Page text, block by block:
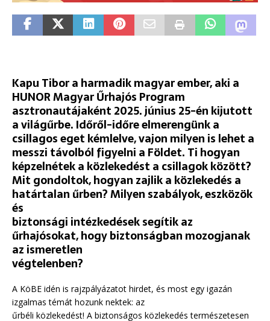
Kapu Tibor a harmadik magyar ember, aki a
HUNOR Magyar Űrhajós Program
asztronautájaként 2025. június 25-én kijutott
a világűrbe. Időről-időre elmerengünk a
csillagos eget kémlelve, vajon milyen is lehet a
messzi távolból figyelni a Földet. Ti hogyan
képzelnétek a közlekedést a csillagok között?
Mit gondoltok, hogyan zajlik a közlekedés a
határtalan űrben? Milyen szabályok, eszközök
és
biztonsági intézkedések segítik az
űrhajósokat, hogy biztonságban mozogjanak
az ismeretlen
végtelenben?
A KöBE idén is rajzpályázatot hirdet, és most egy igazán
izgalmas témát hozunk nektek: az
űrbéli közlekedést! A biztonságos közlekedés természetesen